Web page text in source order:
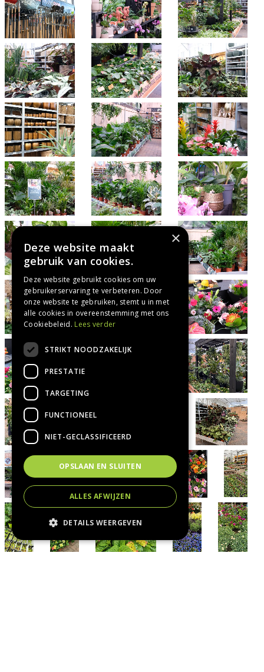
×
Deze website maakt
gebruik van cookies.
Deze website gebruikt cookies om uw
gebruikerservaring te verbeteren. Door
onze website te gebruiken, stemt u in met
alle cookies in overeenstemming met ons
Cookiebeleid. Lees verder
STRIKT NOODZAKELIJK
PRESTATIE
TARGETING
FUNCTIONEEL
NIET-GECLASSIFICEERD
OPSLAAN EN SLUITEN
ALLES AFWIJZEN
DETAILS WEERGEVEN